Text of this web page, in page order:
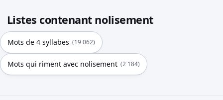
Listes contenant nolisement
Mots de 4 syllabes (19 062)
Mots qui riment avec nolisement (2 184)